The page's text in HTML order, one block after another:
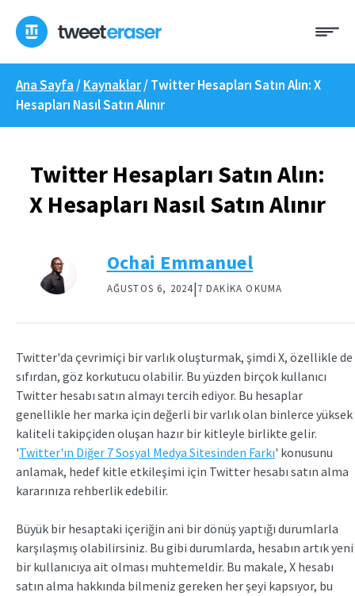
geç
Ana Sayfa /Kaynaklar/Twitter Hesapları Satın Alın: X
Hesapları Nasıl Satın Alınır
Twitter Hesapları Satın Alın:
X Hesapları Nasıl Satın Alınır
Ochai Emmanuel
AĞUSTOS 6, 2024|7 DAKIKA OKUMA
Twitter'da çevrimiçi bir varlık oluşturmak, şimdi X, özellikle de
sıfırdan, göz korkutucu olabilir. Bu yüzden birçok kullanıcı
Twitter hesabı satın almayı tercih ediyor. Bu hesaplar
genellikle her marka için değerli bir varlık olan binlerce yüksek
kaliteli takipçiden oluşan hazır bir kitleyle birlikte gelir.
'Twitter'ın Diğer 7 Sosyal Medya Sitesinden Farkı' konusunu
anlamak, hedef kitle etkileşimi için Twitter hesabı satın alma
kararınıza rehberlik edebilir.
Büyük bir hesaptaki içeriğin ani bir dönüş yaptığı durumlarla
karşılaşmış olabilirsiniz. Bu gibi durumlarda, hesabın artık yeni
bir kullanıcıya ait olması muhtemeldir. Bu makale, X hesabı
satın alma hakkında bilmeniz gereken her şeyi kapsıyor, bu